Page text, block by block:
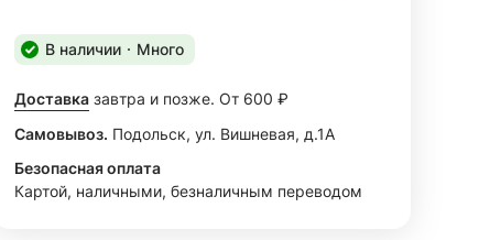
В наличии Много
Доставка завтра и позже. От 600 ₽
Самовывоз. Подольск, ул. Вишневая, д.1А
Безопасная оплата
Картой, наличными, безналичным переводом